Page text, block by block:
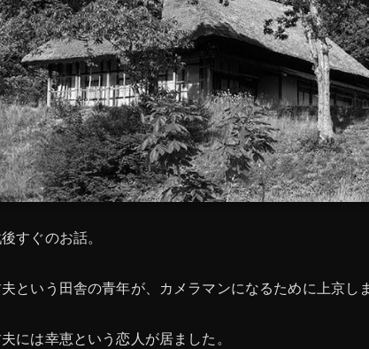
すぐのお話。
という田舎の青年が、カメラマンになるために上京し
には幸恵という恋人が居ました。